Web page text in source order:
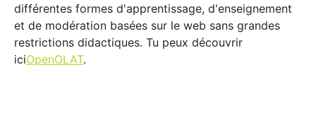
différentes formes d'apprentissage, d'enseignement
et de modération basées sur le web sans grandes
restrictions didactiques. Tu peux découvrir
iciOpenOLAT.